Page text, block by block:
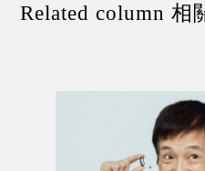
Related column 相